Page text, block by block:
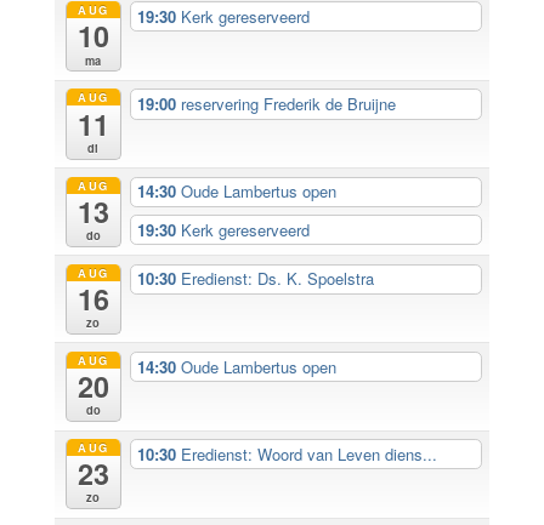
AUG
10
ma
19:30 Kerk gereserveerd
AUG
11
di
19:00 reservering Frederik de Bruijne
AUG
13
do
14:30Oude Lambertus open
19:30 Kerk gereserveerd
AUG
16
zo
10:30 Eredienst: Ds. K. Spoelstra
AUG
20
do
14:30Oude Lambertus open
AUG
23
zo
10:30 Eredienst: Woord van Leven diens...